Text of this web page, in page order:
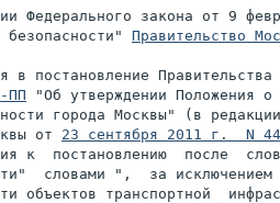
Федерального закона от 9
Правительство
ПП "Об утверждении Положения о
города Москвы" (в
от 23 сентября 2011 г.  N
к  постановлению  после
словами ",  за исключением
объектов транспортной